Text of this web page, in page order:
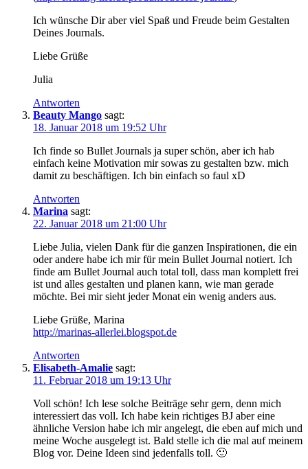
Ich wünsche Dir aber viel Spaß und Freude beim Gestalten
Deines Journals.
Liebe Grüße
Julia
Antworten
Beauty Mango sagt:
18. Januar 2018 um 19:52 Uhr
Ich finde so Bullet Journals ja super schön, aber ich hab
einfach keine Motivation mir sowas zu gestalten bzw. mich
damit zu beschäftigen. Ich bin einfach so faul xD
Antworten
Marina sagt:
22. Januar 2018 um 21:00 Uhr
Liebe Julia, vielen Dank für die ganzen Inspirationen, die ein
oder andere habe ich mir für mein Bullet Journal notiert. Ich
finde am Bullet Journal auch total toll, dass man komplett frei
ist und alles gestalten und planen kann, wie man gerade
möchte. Bei mir sieht jeder Monat ein wenig anders aus.
Liebe Grüße, Marina
http://marinas-allerlei.blogspot.de
Antworten
Elisabeth-Amalie sagt:
11. Februar 2018 um 19:13 Uhr
Voll schön! Ich lese solche Beiträge sehr gern, denn mich
interessiert das voll. Ich habe kein richtiges BJ aber eine
ähnliche Version habe ich mir angelegt, die eben auf mich und
meine Woche ausgelegt ist. Bald stelle ich die mal auf meinem
Blog vor. Deine Ideen sind jedenfalls toll. 🙂